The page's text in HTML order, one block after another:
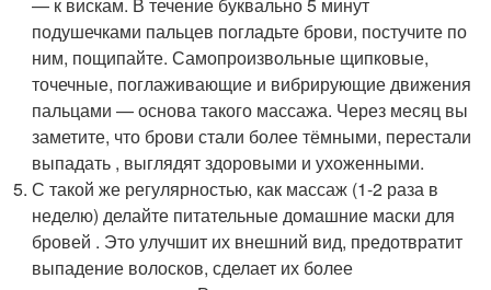
подушечками пальцев погладьте брови, постучите по
ним, пощипайте. Самопроизвольные щипковые,
точечные, поглаживающие и вибрирующие движения
пальцами — основа такого массажа. Через месяц вы
заметите, что брови стали более тёмными, перестали
выпадать , выглядят здоровыми и ухоженными.
С такой же регулярностью, как массаж (1-2 раза в
неделю) делайте питательные домашние маски для
бровей . Это улучшит их внешний вид, предотвратит
выпадение волосков, сделает их более